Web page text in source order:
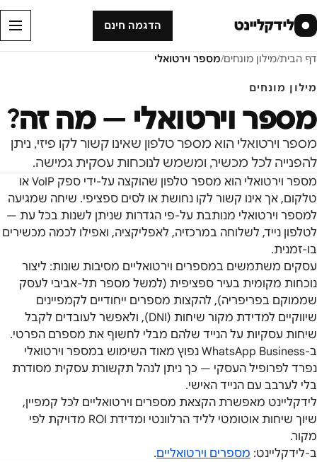
● לידקליינט הדגמה חינם
דף הבית/מילון מונחים/מספר וירטואלי
מילון מונחים
מספר וירטואלי — מה זה?
מספר וירטואלי הוא מספר טלפון שאינו קשור לקו פיזי, ניתן
להפנייה לכל מכשיר, ומשמש לנוכחות עסקית גמישה.
מספר וירטואלי הוא מספר טלפון שהוקצה על-ידי ספק VoIP או
טלקום, אך אינו קשור לקו נחושת או לסים ספציפי. שיחה שמגיעה
למספר וירטואלי מנותבת על-פי הגדרות שניתן לשנות בכל עת —
לטלפון נייד, לשלוחה במרכזיה, לאפליקציה, ואפילו לכמה מכשירים
בו-זמנית.
עסקים משתמשים במספרים וירטואליים מסיבות שונות: ליצור
נוכחות מקומית בעיר ספציפית (למשל מספר תל-אביבי לעסק
שממוקם בפריפריה), להקצות מספרים ייחודיים לקמפיינים
שיווקיים למדידת מקור שיחות (DNI), ולאפשר לעובדים לקבל
שיחות עסקיות על הנייד שלהם מבלי לחשוף את מספרם הפרטי.
ב-WhatsApp Business נפוץ מאוד השימוש במספר וירטואלי
נפרד לפרופיל העסקי — כך ניתן לנהל תקשורת עסקית מסודרת
בלי לערבב עם הנייד האישי.
לידקליינט מאפשרת הקצאת מספרים וירטואליים לכל קמפיין,
שיוך שיחות אוטומטי לליד הרלוונטי ומדידת ROI מדויקת לפי
מקור.
ב-לידקליינט: מספרים וירטואליים.